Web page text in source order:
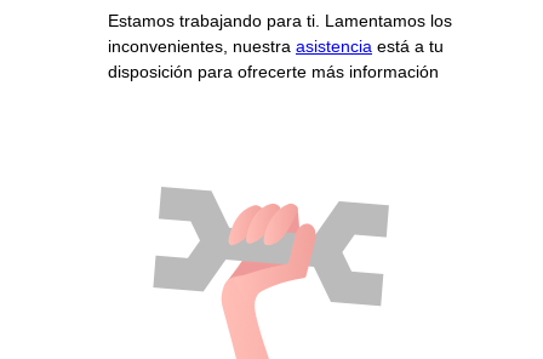
Estamos trabajando para ti. Lamentamos los
inconvenientes, nuestra asistencia está a tu
disposición para ofrecerte más información